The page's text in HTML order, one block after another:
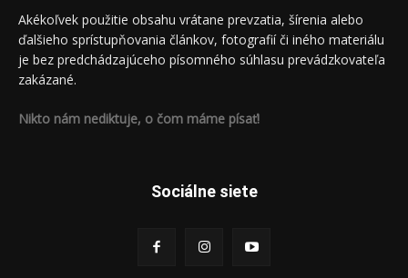
Akékoľvek použitie obsahu vrátane prevzatia, šírenia alebo
ďalšieho sprístupňovania článkov, fotografií či iného materiálu
je bez predchádzajúceho písomného súhlasu prevádzkovateľa
zakázané.
Nikto nám nediktuje, o čom máme písať!
Sociálne siete